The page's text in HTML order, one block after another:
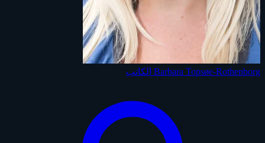
Barbara Topsøe-Rothenborg الكاتب